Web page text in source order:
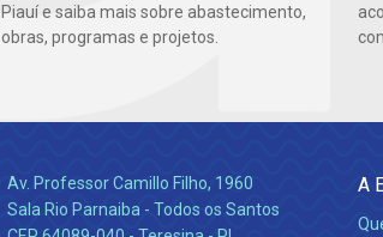
Piauí e saiba mais sobre abastecimento,
obras, programas e projetos.
Av. Professor Camillo Filho, 1960
Sala Rio Parnaiba - Todos os Santos
A